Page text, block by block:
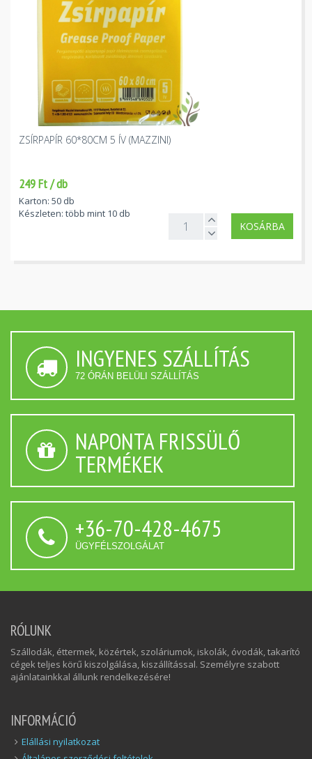
ZSÍRPAPÍR 60*80CM 5 ÍV (MAZZINI)
249 Ft / db
Karton: 50 db
Készleten: több mint 10 db
KOSÁRBA
INGYENES SZÁLLÍTÁS
72 ÓRÁN BELÜLI SZÁLLÍTÁS
NAPONTA FRISSÜLŐ
TERMÉKEK
+36-70-428-4675
ÜGYFÉLSZOLGÁLAT
RÓLUNK
Szállodák, éttermek, közértek, szoláriumok, iskolák, óvodák, takarító
cégek teljes körű kiszolgálása, kiszállítással. Személyre szabott
ajánlatainkkal állunk rendelkezésére!
INFORMÁCIÓ
Elállási nyilatkozat